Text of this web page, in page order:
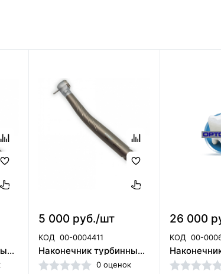
Наконечник турбинный CX308-H ортопедическая головка(40101856)
5 000 руб./шт
КОД 00-0004411
Наконечник турбинный CX308-A терапевтическая головка (40101853)
0 оценок
26 000
КОД 00-